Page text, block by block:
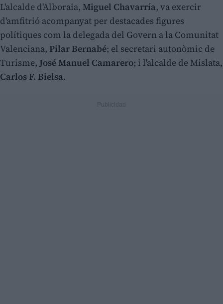
L'alcalde d'Alboraia, Miguel Chavarría, va exercir
d'amfitrió acompanyat per destacades figures
polítiques com la delegada del Govern a la Comunitat
Valenciana, Pilar Bernabé; el secretari autonòmic de
Turisme, José Manuel Camarero; i l'alcalde de Mislata,
Carlos F. Bielsa.